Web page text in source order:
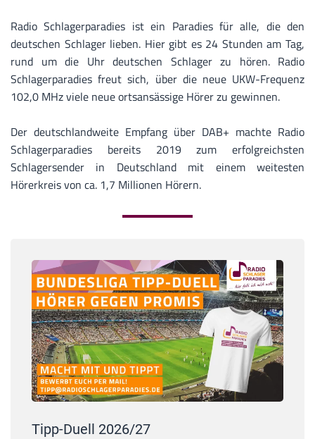
Radio Schlagerparadies ist ein Paradies für alle, die den
deutschen Schlager lieben. Hier gibt es 24 Stunden am Tag,
rund um die Uhr deutschen Schlager zu hören. Radio
Schlagerparadies freut sich, über die neue UKW-Frequenz
102,0 MHz viele neue ortsansässige Hörer zu gewinnen.
Der deutschlandweite Empfang über DAB+ machte Radio
Schlagerparadies bereits 2019 zum erfolgreichsten
Schlagersender in Deutschland mit einem weitesten
Hörerkreis von ca. 1,7 Millionen Hörern.
Tipp-Duell 2026/27